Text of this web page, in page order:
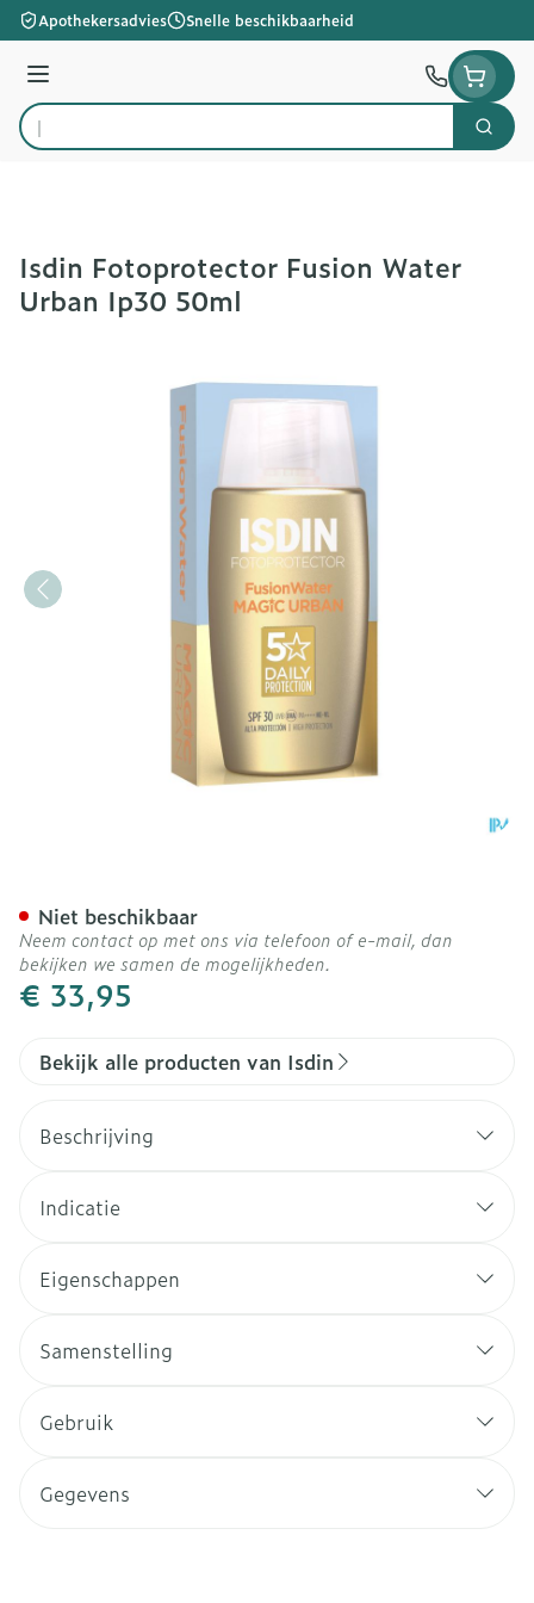
Ga naar de inhoud
Apothekersadvies Snelle beschikbaarheid
Menu
Product, merk, categorie...
Zoek
Isdin Fotoprotector Fusion Water
Urban Ip30 50ml
€ 33,95
Niet beschikbaar
Neem contact op met ons via telefoon of e-mail, dan
bekijken we samen de mogelijkheden.
Bekijk alle producten van Isdin
Beschrijving
Indicatie
Eigenschappen
Samenstelling
Gebruik
Gegevens